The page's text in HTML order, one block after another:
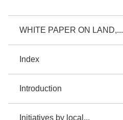
WHITE PAPER ON LAND,...
Index
Introduction
Initiatives by local...